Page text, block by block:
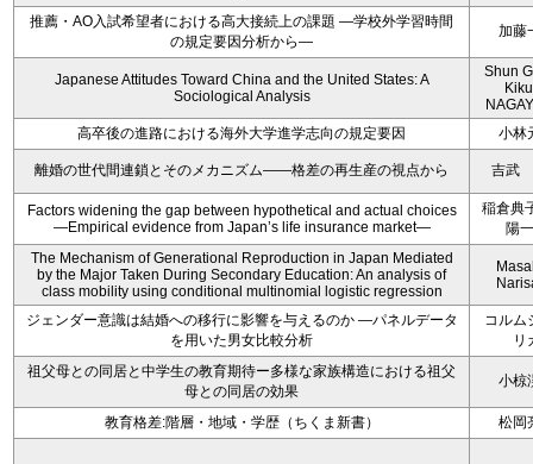
推薦・AO入試希望者における高大接続上の課題 ―学校外学習時間
の規定要因分析から―
加藤
Japanese Attitudes Toward China and the United States: A
Sociological Analysis
Shun
高卒後の進路における海外大学進学志向の規定要因
小林
離婚の世代間連鎖とそのメカニズム――格差の再生産の視点から 吉武
Factors widening the gap between hypothetical and actual choices
—Empirical evidence from Japan’s life insurance market—
稲倉典
陽
The Mechanism of Generational Reproduction in Japan Mediated
by the Major Taken During Secondary Education: An analysis of
class mobility using conditional multinomial logistic regression
ジェンダー意識は結婚への移行に影響を与えるのか ―パネルデータ
を用いた男女比較分析
コルム
リ
祖父母との同居と中学生の教育期待ー多様な家族構造における祖父
母との同居の効果
小椋
教育格差:階層・地域・学歴（ちくま新書） 松岡